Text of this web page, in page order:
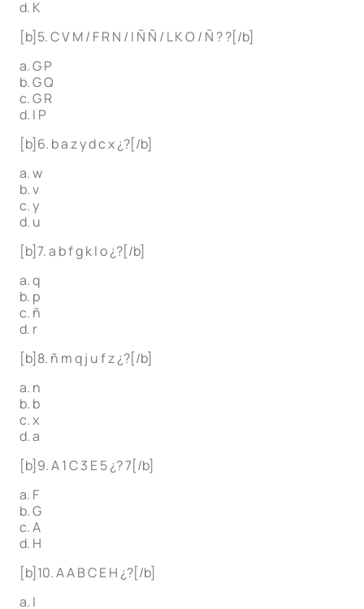
d. K
[b]5. C V M / F R N / I Ñ Ñ / L K O / Ñ ? ?[/b]
a. G P
b. G Q
c. G R
d. I P
[b]6. b a z y d c x ¿?[/b]
a. w
b. v
c. y
d. u
[b]7. a b f g k l o ¿?[/b]
a. q
b. p
c. ñ
d. r
[b]8. ñ m q j u f z ¿?[/b]
a. n
b. b
c. x
d. a
[b]9. A 1 C 3 E 5 ¿? 7[/b]
a. F
b. G
c. A
d. H
[b]10. A A B C E H ¿?[/b]
a. I